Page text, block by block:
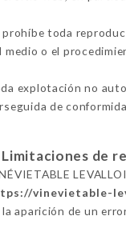
prohíbe toda
medio o el
explotación no
de
Limitaciones de
vinevietable-
la aparición de un